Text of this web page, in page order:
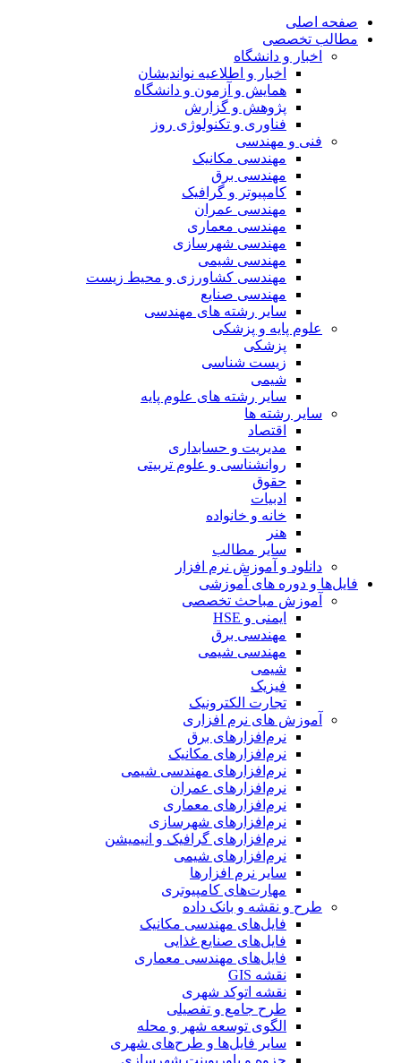
صفحه اصلی
مطالب تخصصی
اخبار و دانشگاه
اخبار و اطلاعیه نواندیشان
همایش و آزمون و دانشگاه
پژوهش و گزارش
فناوری و تکنولوژی روز
فنی و مهندسی
مهندسی مکانیک
مهندسی برق
کامپیوتر و گرافیک
مهندسی عمران
مهندسی معماری
مهندسی شهرسازی
مهندسی شیمی
مهندسی کشاورزی و محیط زیست
مهندسی صنایع
سایر رشته های مهندسی
علوم پایه و پزشکی
پزشکی
زیست شناسی
شیمی
سایر رشته های علوم پایه
سایر رشته ها
اقتصاد
مدیریت و حسابداری
روانشناسی و علوم تربیتی
حقوق
ادبیات
خانه و خانواده
هنر
سایر مطالب
دانلود و آموزش نرم افزار
فایل‌ها و دوره های آموزشی
آموزش مباحث تخصصی
ایمنی و HSE
مهندسی برق
مهندسی شیمی
شیمی
فیزیک
تجارت الکترونیک
آموزش های نرم افزاری
نرم‌افزارهای برق
نرم‌افزارهای مکانیک
نرم‌افزارهای مهندسی شیمی
نرم‌افزارهای عمران
نرم‌افزارهای معماری
نرم‌افزارهای شهرسازی
نرم‌افزارهای گرافیک و انیمیشن
نرم‌افزارهای شیمی
سایر نرم افزارها
مهارت‌های کامپیوتری
طرح و نقشه و بانک داده
فایل‌های مهندسی مکانیک
فایل‌های صنایع غذایی
فایل‌های مهندسی معماری
نقشه GIS
نقشه اتوکد شهری
طرح جامع و تفصیلی
الگوی توسعه شهر و محله
سایر فایل‌ها و طرح‌های شهری
جزوه و پاورپوینت شهرسازی